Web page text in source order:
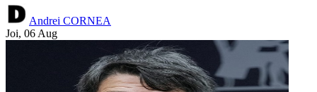
Andrei CORNEA
Joi, 06 Aug